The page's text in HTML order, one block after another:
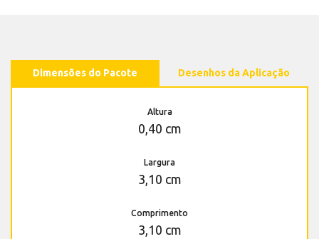
Dimensões do Pacote Desenhos da Aplicação
Altura
0,40 cm
Largura
3,10 cm
Comprimento
3,10 cm